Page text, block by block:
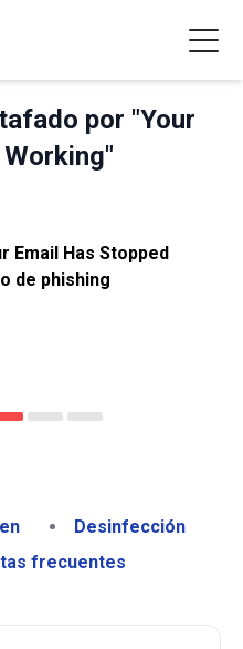
por "Your
Email Has Stopped
de phishing
Desinfección
frecuentes